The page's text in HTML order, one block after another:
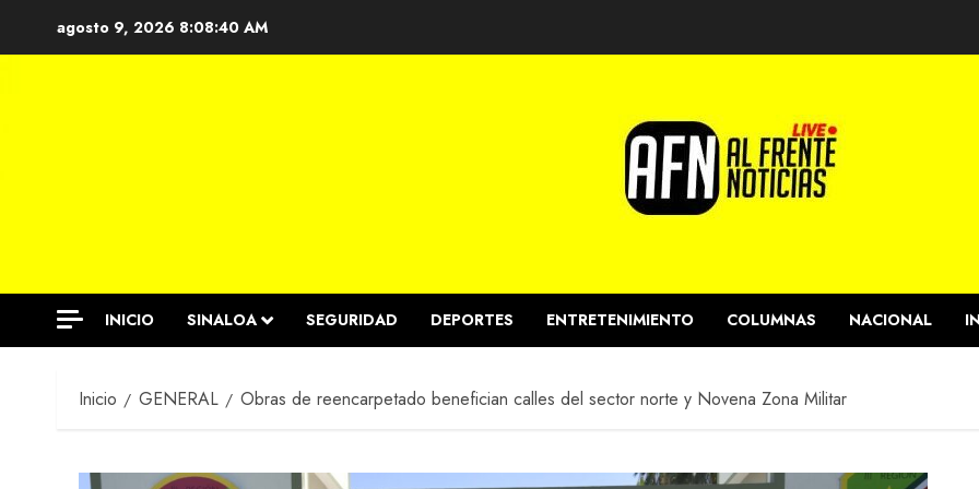
agosto 9, 2026 8:08:41 AM
INICIO SINALOA SEGURIDAD DEPORTES ENTRETENIMIENTO COLUMNAS NACIONAL
Inicio GENERAL Obras de reencarpetado benefician calles del sector norte y Novena Zona Militar